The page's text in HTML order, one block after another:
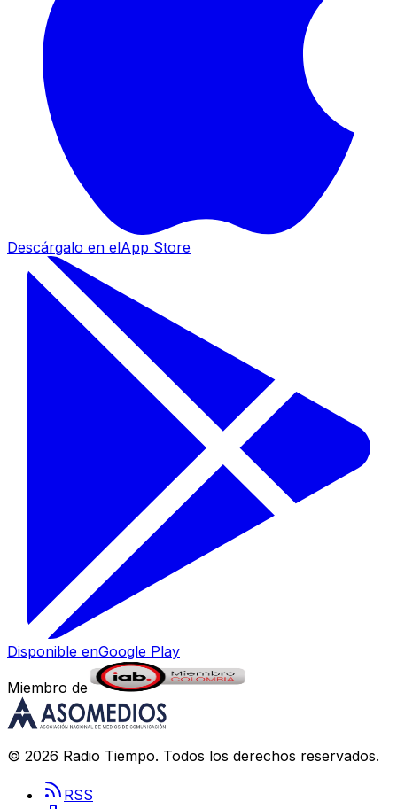
Descárgalo en elApp Store
Disponible enGoogle Play
Miembro de
© 2026 Radio Tiempo. Todos los derechos reservados.
RSS